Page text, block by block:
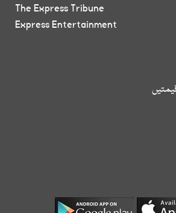
The Express Tribune
Express Entertainment